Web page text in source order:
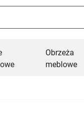
Obrzeża
meblowe